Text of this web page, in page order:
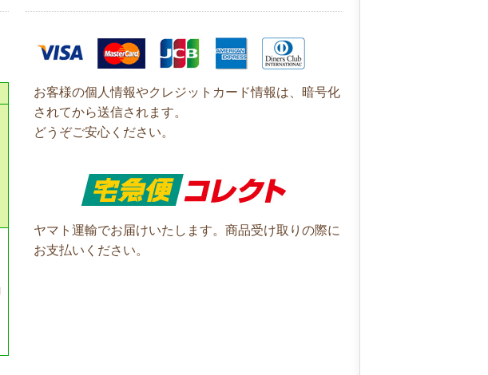
お客様の個人情報やクレジットカード情報は、暗号化
されてから送信されます。
どうぞご安心ください。
ヤマト運輸でお届けいたします。商品受け取りの際に
お支払いください。